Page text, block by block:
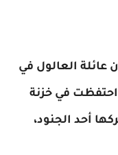
عائلة العالول في
احتفظت في خزنة
"أمانة" تركها أحد الجنود،